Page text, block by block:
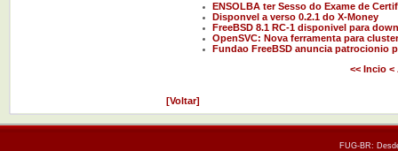
ENSOLBA ter Sesso do Exame de
Disponvel a verso 0.2.1 do X-Money
FreeBSD 8.1 RC-1 disponivel para
OpenSVC: Nova ferramenta para
Fundao FreeBSD anuncia patrocionio
<< Incio <
[Voltar]
FUG-BR: